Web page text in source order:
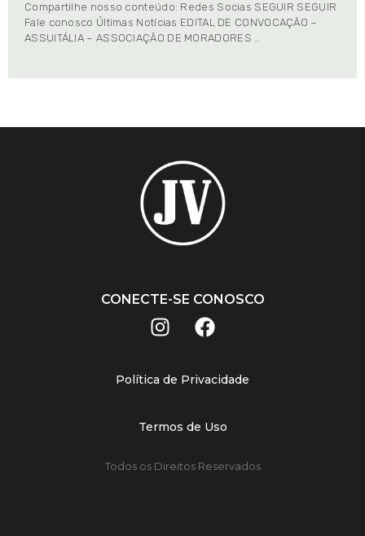
Compartilhe nosso conteúdo: Redes Socias SEGUIR SEGUIR
Fale conosco Últimas Notícias EDITAL DE CONVOCAÇÃO –
ASSUITÁLIA – ASSOCIAÇÃO DE MORADORES …
CONECTE-SE CONOSCO
Política de Privacidade
Termos de Uso
Todos os Direitos Reservados